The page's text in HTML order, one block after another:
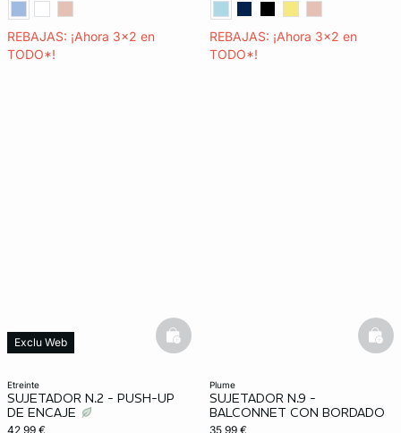
REBAJAS: ¡Ahora 3x2 en
TODO*!
REBAJAS: ¡Ahora 3x2 en
TODO*!
etreinte
SUJETADOR N.2 - PUSH-UP
DE ENCAJE
42,99 €
Exclu Web basketfull
plume
SUJETADOR N.9 -
BALCONNET CON BORDADO
35,99 €